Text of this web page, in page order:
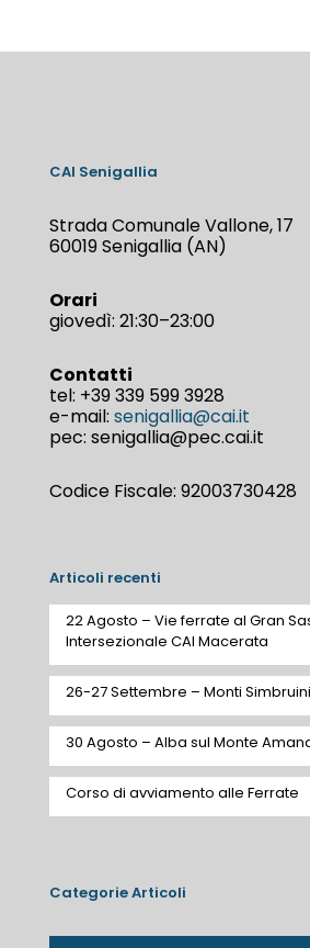
CAI Senigallia
Strada Comunale Vallone, 17
60019 Senigallia (AN)
Orari
giovedì: 21:30–23:00
Contatti
tel: +39 339 599 3928
e-mail: senigallia@cai.it
pec: senigallia@pec.cai.it
Codice Fiscale: 92003730428
Articoli recenti
22 Agosto – Vie ferrate al Gran
Intersezionale CAI Macerata
26-27 Settembre – Monti Simbruini
30 Agosto – Alba sul Monte
Corso di avviamento alle Ferrate
Categorie Articoli